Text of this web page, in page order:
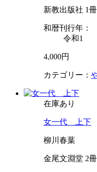
新教出版社 1
和暦刊行年：
令和1
4,000円
カテゴリー：
在庫あり
女一代 上下
柳川春葉
金尾文淵堂 2